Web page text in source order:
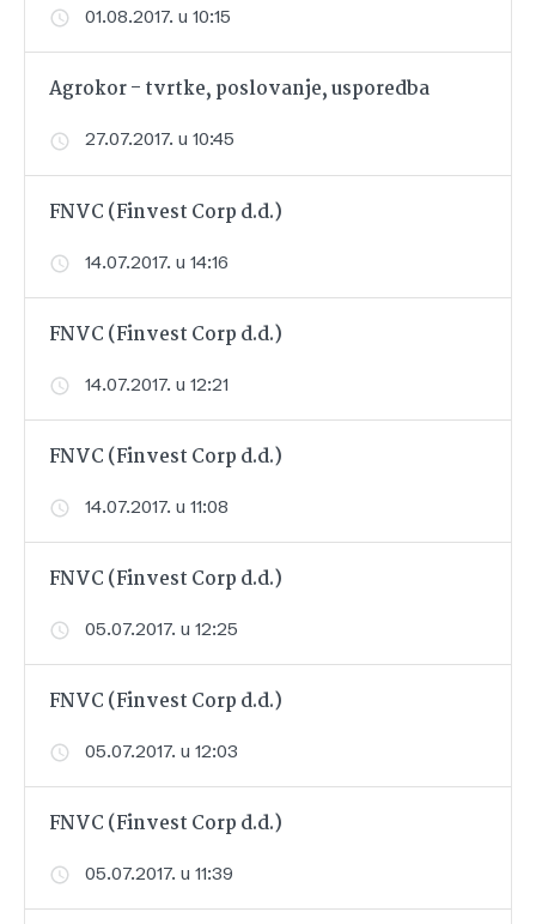
01.08.2017. u 10:15
Agrokor - tvrtke, poslovanje, usporedba
27.07.2017. u 10:45
FNVC (Finvest Corp d.d.)
14.07.2017. u 14:16
FNVC (Finvest Corp d.d.)
14.07.2017. u 12:21
FNVC (Finvest Corp d.d.)
14.07.2017. u 11:08
FNVC (Finvest Corp d.d.)
05.07.2017. u 12:25
FNVC (Finvest Corp d.d.)
05.07.2017. u 12:03
FNVC (Finvest Corp d.d.)
05.07.2017. u 11:39